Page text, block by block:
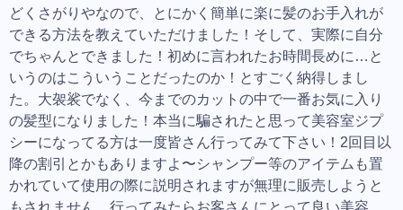
どくさがりやなので、とにかく簡単に楽に髪のお手入れが
できる方法を教えていただけました！そして、実際に自分
でちゃんとできました！初めに言われたお時間長めに…と
いうのはこういうことだったのか！とすごく納得しまし
た。大袈裟でなく、今までのカットの中で一番お気に入り
の髪型になりました！本当に騙されたと思って美容室ジプ
シーになってる方は一度皆さん行ってみて下さい！2回目以
降の割引とかもありますよ〜シャンプー等のアイテムも置
かれていて使用の際に説明されますが無理に販売しようと
もされません。行ってみたらお客さんにとって良い美容